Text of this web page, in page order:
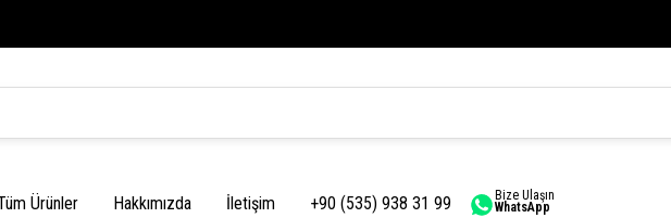
Ürünler Hakkımızda İletişim +90 (535) 938 31 99 Bize Ulaşın
WhatsApp